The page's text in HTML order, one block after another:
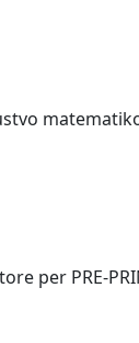
per PRE-